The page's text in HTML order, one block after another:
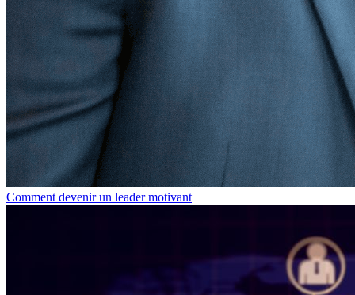
Comment devenir un leader motivant